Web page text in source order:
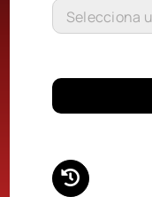
Selecciona